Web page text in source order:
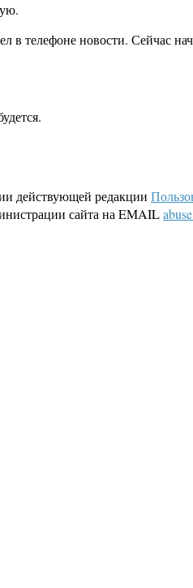
телефоне новости. Сейчас
действующей редакции
сайта на EMAIL